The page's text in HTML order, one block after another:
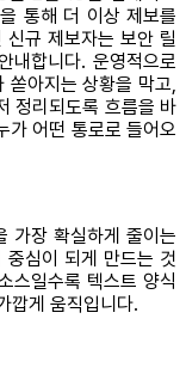
통해 더 이상 제보를
규 제보자는 보안 릴
내합니다. 운영적으로
아지는 상황을 막고,
정리되도록 흐름을 바
가 어떤 통로로 들어오
가장 확실하게 줄이는
중심이 되게 만드는 것
스일수록 텍스트 양식
깝게 움직입니다.